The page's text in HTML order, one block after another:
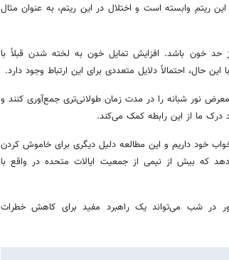
ریتم وابسته است و اختلال در این ریتم، به عنوان مثال
حد خون باشد. افزایش تمایل خون به لخته شدن قبلاً با
حال، احتمالاً دلایل متعددی برای این ارتباط وجود دارد.
معرض نور شبانه را در مدت زمان طولانی‌تری جمع‌آوری کنند و
درک ما از این رابطه کمک می‌کند.
خود داریم و این مطالعه دلیل دیگری برای خاموش کردن
که بیش از نیمی از جمعیت ایالات متحده در واقع با
در شب می‌تواند یک راهبرد مفید برای کاهش خطرات